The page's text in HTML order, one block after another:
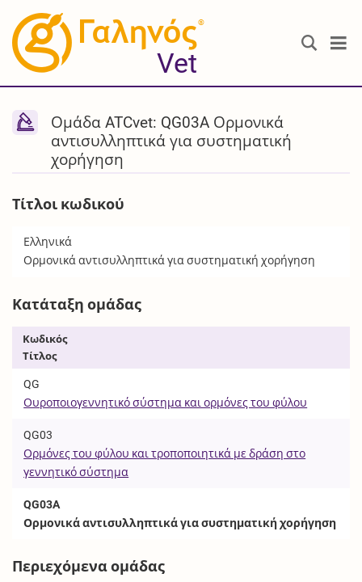
®
Vet
Ομάδα ATCvet: QG03A Ορμονικά
αντισυλληπτικά για συστηματική
χορήγηση
Τίτλοι κωδικού
Ελληνικά
Ορμονικά αντισυλληπτικά για συστηματική χορήγηση
Κατάταξη ομάδας
Κωδικός
Τίτλος
QG
Ουροποιογεννητικό σύστημα και ορμόνες του φύλου
QG03
Ορμόνες του φύλου και τροποποιητικά με δράση στο
γεννητικό σύστημα
QG03A
Ορμονικά αντισυλληπτικά για συστηματική χορήγηση
Περιεχόμενα ομάδας